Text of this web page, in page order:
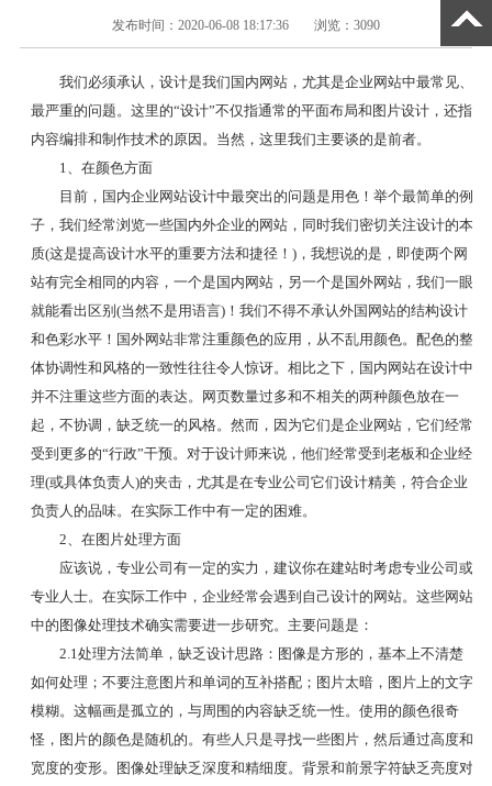
发布时间：2020-06-08 18:17:36 浏览：3090
我们必须承认，设计是我们国内网站，尤其是企业网站中最常见、
最严重的问题。这里的“设计”不仅指通常的平面布局和图片设计，还指
内容编排和制作技术的原因。当然，这里我们主要谈的是前者。
1、在颜色方面
目前，国内企业网站设计中最突出的问题是用色！举个最简单的例
子，我们经常浏览一些国内外企业的网站，同时我们密切关注设计的本
质(这是提高设计水平的重要方法和捷径！)，我想说的是，即使两个网
站有完全相同的内容，一个是国内网站，另一个是国外网站，我们一眼
就能看出区别(当然不是用语言)！我们不得不承认外国网站的结构设计
和色彩水平！国外网站非常注重颜色的应用，从不乱用颜色。配色的整
体协调性和风格的一致性往往令人惊讶。相比之下，国内网站在设计中
并不注重这些方面的表达。网页数量过多和不相关的两种颜色放在一
起，不协调，缺乏统一的风格。然而，因为它们是企业网站，它们经常
受到更多的“行政”干预。对于设计师来说，他们经常受到老板和企业经
理(或具体负责人)的夹击，尤其是在专业公司它们设计精美，符合企业
负责人的品味。在实际工作中有一定的困难。
2、在图片处理方面
应该说，专业公司有一定的实力，建议你在建站时考虑专业公司或
专业人士。在实际工作中，企业经常会遇到自己设计的网站。这些网站
中的图像处理技术确实需要进一步研究。主要问题是：
2.1处理方法简单，缺乏设计思路：图像是方形的，基本上不清楚
如何处理；不要注意图片和单词的互补搭配；图片太暗，图片上的文字
模糊。这幅画是孤立的，与周围的内容缺乏统一性。使用的颜色很奇
怪，图片的颜色是随机的。有些人只是寻找一些图片，然后通过高度和
宽度的变形。图像处理缺乏深度和精细度。背景和前景字符缺乏亮度对